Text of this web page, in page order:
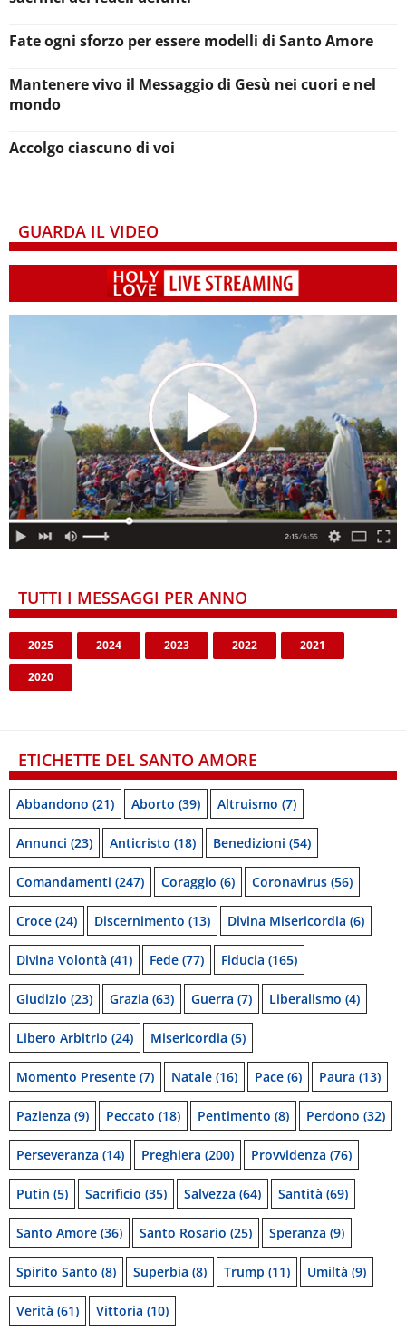
Fate ogni sforzo per essere modelli di Santo Amore
Mantenere vivo il Messaggio di Gesù nei cuori e nel
mondo
Accolgo ciascuno di voi
GUARDA IL VIDEO
TUTTI I MESSAGGI PER ANNO
2025 2024 2023 2022 2021
2020
ETICHETTE DEL SANTO AMORE
Abbandono (21) Aborto (39) Altruismo (7)
Annunci (23) Anticristo (18) Benedizioni (54)
Comandamenti (247) Coraggio (6) Coronavirus (56)
Croce (24) Discernimento (13) Divina Misericordia (6)
Divina Volontà (41) Fede (77) Fiducia (165)
Giudizio (23) Grazia (63) Guerra (7) Liberalismo (4)
Libero Arbitrio (24) Misericordia (5)
Momento Presente (7) Natale (16) Pace (6) Paura (13)
Pazienza (9) Peccato (18) Pentimento (8) Perdono (32)
Perseveranza (14) Preghiera (200) Provvidenza (76)
Putin (5) Sacrificio (35) Salvezza (64) Santità (69)
Santo Amore (36) Santo Rosario (25) Speranza (9)
Spirito Santo (8) Superbia (8) Trump (11) Umiltà (9)
Verità (61) Vittoria (10)